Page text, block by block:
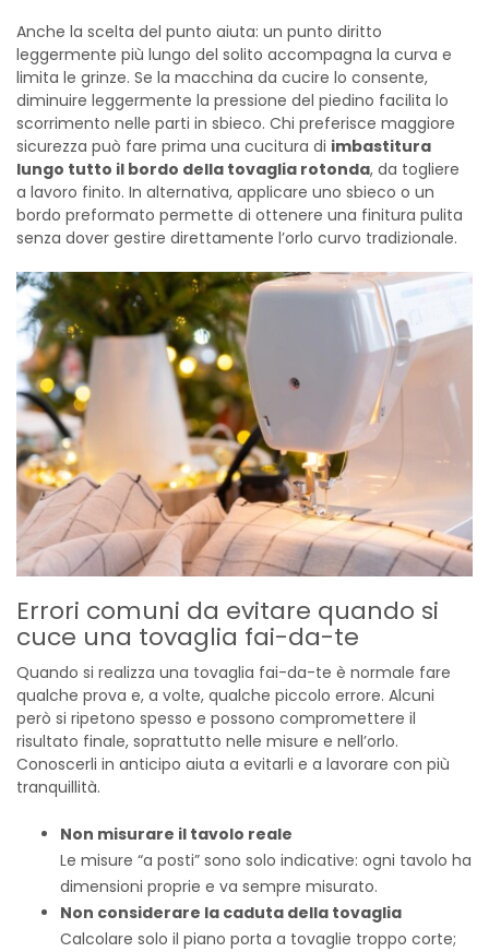
Anche la scelta del punto aiuta: un punto diritto
leggermente più lungo del solito accompagna la curva e
limita le grinze. Se la macchina da cucire lo consente,
diminuire leggermente la pressione del piedino facilita lo
scorrimento nelle parti in sbieco. Chi preferisce maggiore
sicurezza può fare prima una cucitura di imbastitura
lungo tutto il bordo della tovaglia rotonda, da togliere
a lavoro finito. In alternativa, applicare uno sbieco o un
bordo preformato permette di ottenere una finitura pulita
senza dover gestire direttamente l’orlo curvo tradizionale.
Errori comuni da evitare quando si
cuce una tovaglia fai-da-te
Quando si realizza una tovaglia fai-da-te è normale fare
qualche prova e, a volte, qualche piccolo errore. Alcuni
però si ripetono spesso e possono compromettere il
risultato finale, soprattutto nelle misure e nell’orlo.
Conoscerli in anticipo aiuta a evitarli e a lavorare con più
tranquillità.
Non misurare il tavolo reale
Le misure “a posti” sono solo indicative: ogni tavolo ha
dimensioni proprie e va sempre misurato.
Non considerare la caduta della tovaglia
Calcolare solo il piano porta a tovaglie troppo corte;